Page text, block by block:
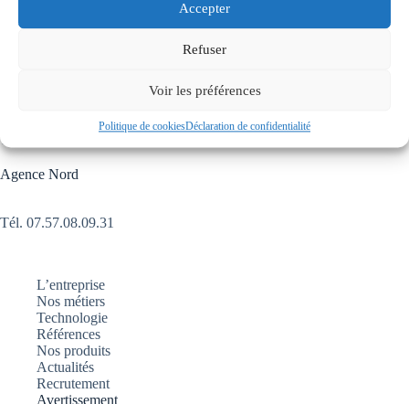
Accepter
Refuser
Voir les préférences
Politique de cookiesDéclaration de confidentialité
6720 Eckbolsheim
Tél.
Agence Nord
Tél. 07.57.08.09.31
L’entreprise
Nos métiers
Technologie
Références
Nos produits
Actualités
Recrutement
Avertissement